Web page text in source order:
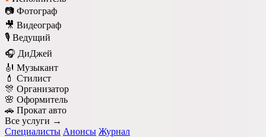
📷 Фотограф
🎥 Видеограф
🎙️ Ведущий
🎧 ДиДжей
🎻 Музыкант
💄 Стилист
🎊 Организатор
🌸 Оформитель
🚗 Прокат авто
Все услуги →
Специалисты Анонсы Журнал